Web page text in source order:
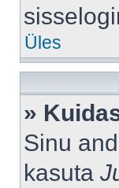
Üles
»
Sinu
kasuta